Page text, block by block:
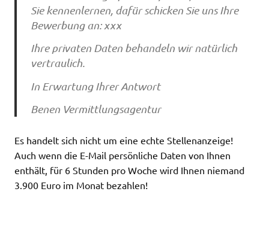
Sie kennenlernen, dafür schicken Sie uns Ihre
Bewerbung an: xxx
Ihre privaten Daten behandeln wir natürlich
vertraulich.
In Erwartung Ihrer Antwort
Benen Vermittlungsagentur
Es handelt sich nicht um eine echte Stellenanzeige!
Auch wenn die E-Mail persönliche Daten von Ihnen
enthält, für 6 Stunden pro Woche wird Ihnen niemand
3.900 Euro im Monat bezahlen!